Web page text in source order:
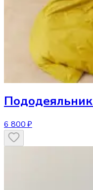
Пододеяльник
6 800 ₽